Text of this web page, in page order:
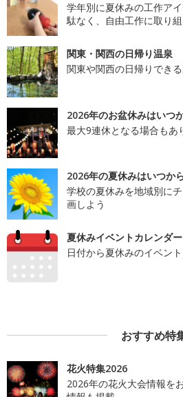
学年別に夏休みの工作ア
駄なく、自由工作に取り組
関東・関西の日帰り温泉
関東や関西の日帰りでき
2026年のお盆休みはいつ
最大9連休となる場合もあ
2026年の夏休みはいつか
学校の夏休みを地域別に
画しよう
夏休みイベントカレンダー
日付から夏休みのイベン
おすすめ特
花火特集2026
2026年の花火大会情報を